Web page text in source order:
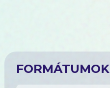
FORMÁTUMOK